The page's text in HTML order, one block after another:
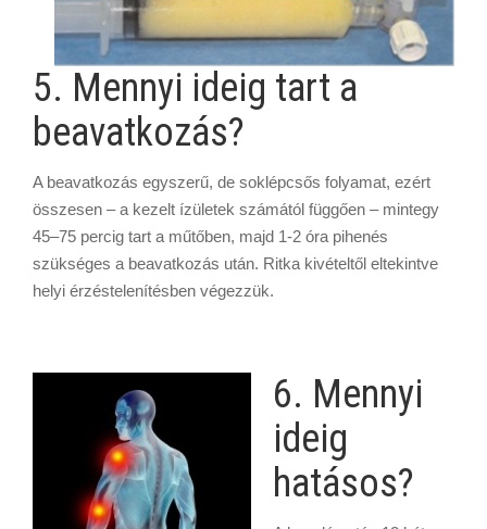
5. Mennyi ideig tart a
beavatkozás?
A beavatkozás egyszerű, de soklépcsős folyamat, ezért
összesen – a kezelt ízületek számától függően – mintegy
45–75 percig tart a műtőben, majd 1-2 óra pihenés
szükséges a beavatkozás után. Ritka kivételtől eltekintve
helyi érzéstelenítésben végezzük.
6. Mennyi
ideig
hatásos?